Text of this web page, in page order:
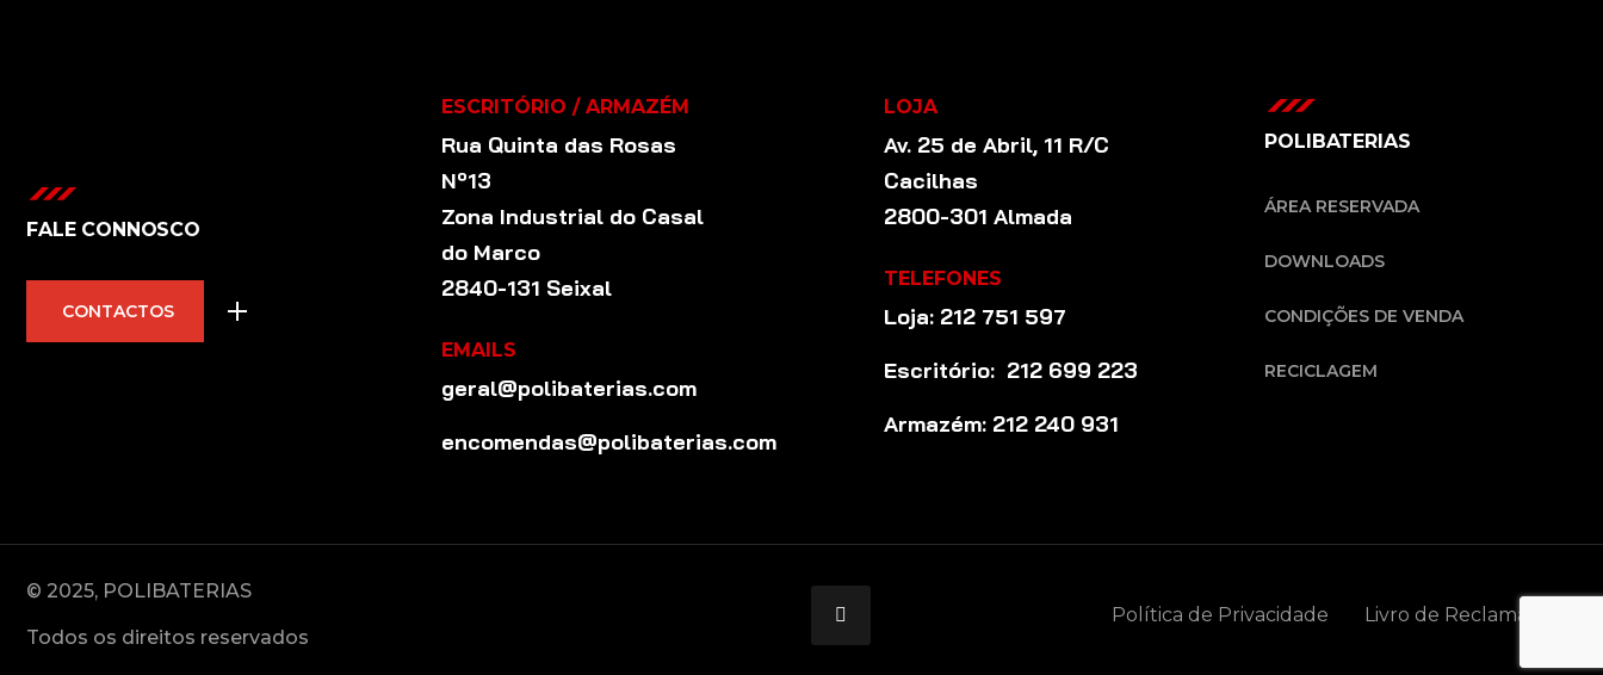
FALE CONNOSCO
CONTACTOS
ESCRITÓRIO / ARMAZÉM
Rua Quinta das Rosas
Nº13
Zona Industrial do Casal
do Marco
2840-131 Seixal
EMAILS
geral@polibaterias.com
encomendas@polibaterias.com
LOJA
Av. 25 de Abril, 11 R/C
Cacilhas
2800-301 Almada
TELEFONES
Loja: 212 751 597
Escritório: 212 699 223
Armazém: 212 240 931
POLIBATERIAS
ÁREA RESERVADA
DOWNLOADS
CONDIÇÕES DE VENDA
RECICLAGEM
© 2025, POLIBATERIAS
Todos os direitos reservados
Política de Privacidade Livro de Reclamações